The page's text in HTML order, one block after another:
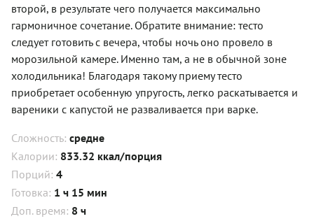
второй, в результате чего получается максимально
гармоничное сочетание. Обратите внимание: тесто
следует готовить с вечера, чтобы ночь оно провело в
морозильной камере. Именно там, а не в обычной зоне
холодильника! Благодаря такому приему тесто
приобретает особенную упругость, легко раскатывается и
вареники с капустой не разваливается при варке.
Сложность: средне
Калории: 833.32 ккал/порция
Порций: 4
Готовка: 1 ч 15 мин
Доп. время: 8 ч